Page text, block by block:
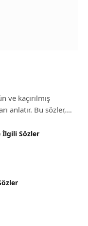
ve kaçırılmış
anlatır. Bu sözler,…
İlgili Sözler